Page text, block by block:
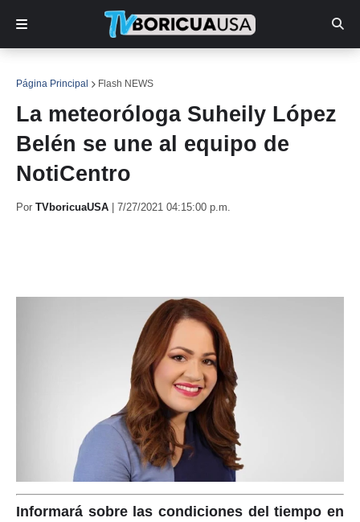
Página Principal Flash NEWS
La meteoróloga Suheily López
Belén se une al equipo de
NotiCentro
Por TVboricuaUSA 7/27/2021 04:15:00 p.m.
Informará sobre las condiciones del tiempo en